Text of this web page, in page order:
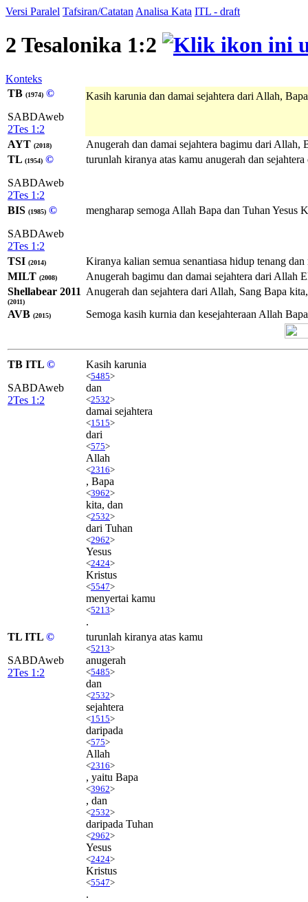
Versi Paralel Tafsiran/Catatan Analisa Kata ITL - draft
2 Tesalonika 1:2
Konteks
TB (1974) ©
SABDAweb
2Tes 1:2
Kasih karunia dan damai sejahtera dari Allah,
AYT (2018)
Anugerah dan damai sejahtera bagimu dari Allah,
TL (1954) ©
SABDAweb
2Tes 1:2
turunlah kiranya atas kamu anugerah dan
BIS (1985) ©
SABDAweb
2Tes 1:2
mengharap semoga Allah Bapa dan Tuhan Yesus
TSI (2014)
Kiranya kalian semua senantiasa hidup tenang
MILT (2008) Anugerah bagimu dan damai sejahtera dari Allah
Shellabear 2011
(2011)
Anugerah dan sejahtera dari Allah, Sang Bapa
AVB (2015) Semoga kasih kurnia dan kesejahteraan Allah
TB ITL ©
SABDAweb
2Tes 1:2
Kasih karunia
<5485>
dan
<2532>
damai sejahtera
<1515>
dari
<575>
Allah
<2316>
, Bapa
<3962>
kita, dan
<2532>
dari Tuhan
<2962>
Yesus
<2424>
Kristus
<5547>
menyertai kamu
<5213>
.
TL ITL ©
SABDAweb
2Tes 1:2
turunlah kiranya atas kamu
<5213>
anugerah
<5485>
dan
<2532>
sejahtera
<1515>
daripada
<575>
Allah
<2316>
, yaitu Bapa
<3962>
, dan
<2532>
daripada Tuhan
<2962>
Yesus
<2424>
Kristus
<5547>
.